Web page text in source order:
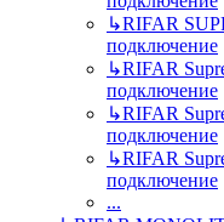
↳RIFAR
подключение
↳RIFAR
подключение
↳RIFAR
подключение
↳RIFAR
подключение
...